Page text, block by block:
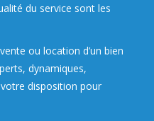
du service sont les
ou location d’un bien
dynamiques,
disposition pour